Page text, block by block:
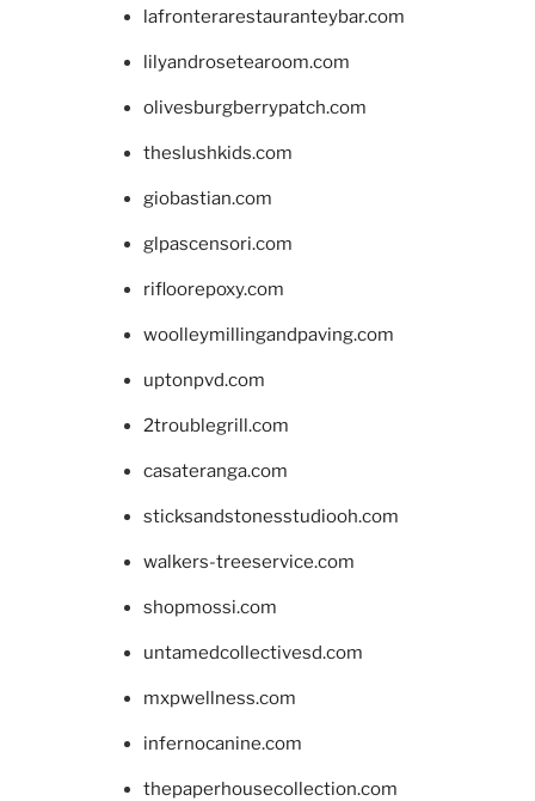
lafronterarestauranteybar.com
lilyandrosetearoom.com
olivesburgberrypatch.com
theslushkids.com
giobastian.com
glpascensori.com
rifloorepoxy.com
woolleymillingandpaving.com
uptonpvd.com
2troublegrill.com
casateranga.com
sticksandstonesstudiooh.com
walkers-treeservice.com
shopmossi.com
untamedcollectivesd.com
mxpwellness.com
infernocanine.com
thepaperhousecollection.com